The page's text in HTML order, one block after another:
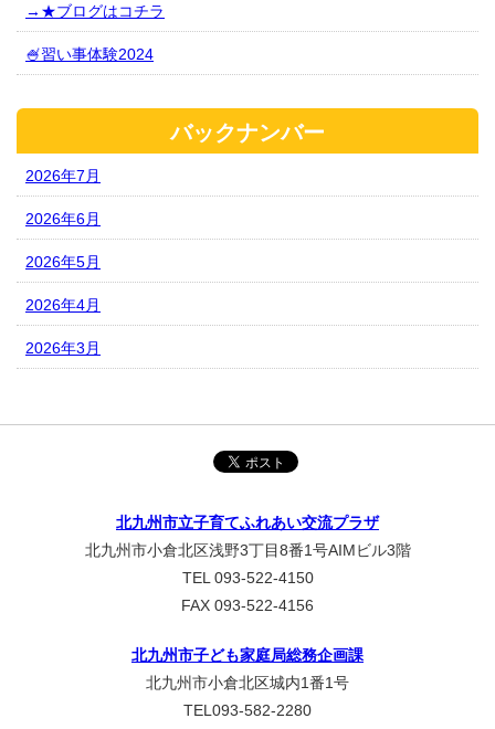
→★ブログはコチラ
🍧習い事体験2024
バックナンバー
2026年7月
2026年6月
2026年5月
2026年4月
2026年3月
北九州市立子育てふれあい交流プラザ
北九州市小倉北区浅野3丁目8番1号AIMビル3階
TEL 093-522-4150
FAX 093-522-4156
北九州市子ども家庭局総務企画課
北九州市小倉北区城内1番1号
TEL093-582-2280